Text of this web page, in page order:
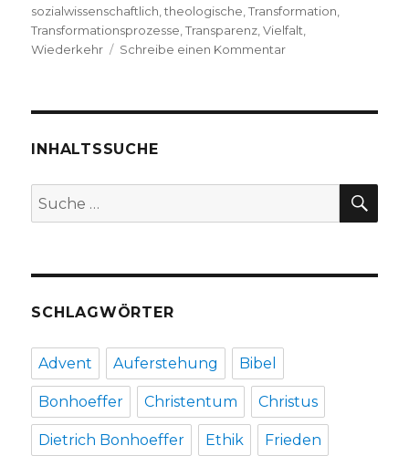
sozialwissenschaftlich ,theologische ,Transformation
Transformationsprozesse ,Transparenz ,Vielfalt
Wiederkehr
Schreibe einen Kommentarzu
von
Fleischer,
INHALTSSUCHE
Suche
nach:
SCHLAGWÖRTER
Advent Auferstehung Bibel
Bonhoeffer Christentum Christus
Dietrich Bonhoeffer Ethik Frieden